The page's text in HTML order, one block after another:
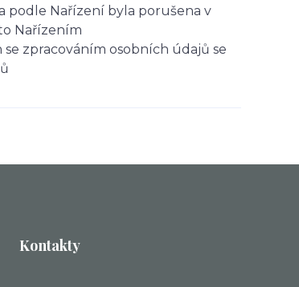
podle Nařízení byla porušena v
Nařízením
zpracováním osobních údajů se
Kontakty